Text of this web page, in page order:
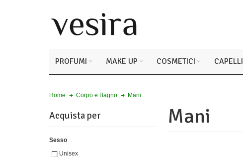
PROFUMI MAKE UP COSMETICI CAPELLI
Home Corpo e Bagno Mani
Mani
Acquista per
Sesso
Unisex